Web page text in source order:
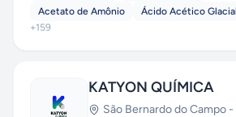
Acetato de Amônio
Ácido Acético Glacial
+159
KATYON QUÍMICA
São Bernardo do Campo -